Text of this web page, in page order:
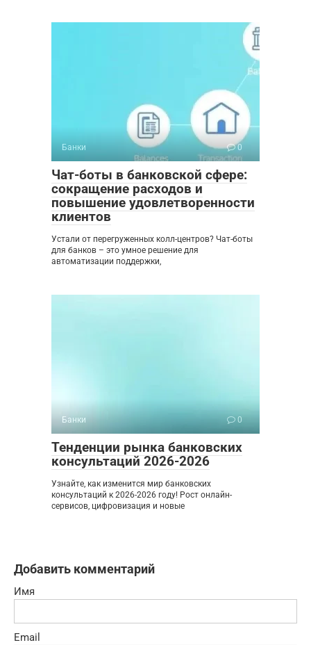
Банки 0
Чат-боты в банковской сфере:
сокращение расходов и
повышение удовлетворенности
клиентов
Устали от перегруженных колл-центров? Чат-боты
для банков – это умное решение для
автоматизации поддержки,
Банки 0
Тенденции рынка банковских
консультаций 2026-2026
Узнайте, как изменится мир банковских
консультаций к 2026-2026 году! Рост онлайн-
сервисов, цифровизация и новые
Добавить комментарий
Имя
Email